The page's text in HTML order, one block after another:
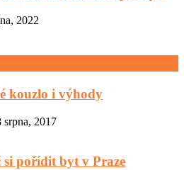
2022
kouzlo i výhody
srpna, 2017
pořídit byt v Praze